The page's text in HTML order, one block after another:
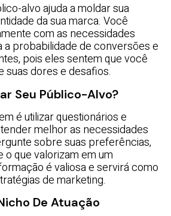
alvo ajuda a moldar sua
da sua marca. Você
com as necessidades
a probabilidade de conversões e
pois eles sentem que você
suas dores e desafios.
Seu Público-Alvo?
é utilizar questionários e
melhor as necessidades
sobre suas preferências,
o que valorizam em um
é valiosa e servirá como
de marketing.
De Atuação